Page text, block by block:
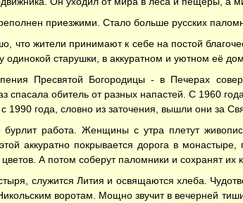
приезжими. Стало больше русских
что жители принимают к себе на постой
одинокой старушки, в аккуратном и уютном её
Пресвятой Богородицы - в Печерах
спасала обитель от разных напастей. С 1960
1990 года, словно из заточения, вышли они за
работа. Женщины с утра плетут
аккуратно покрывается дорога в
А потом соберут паломники и сохранят их
служится Лития и освящаются хлеба.
воротам. Мощно звучит в вечерней